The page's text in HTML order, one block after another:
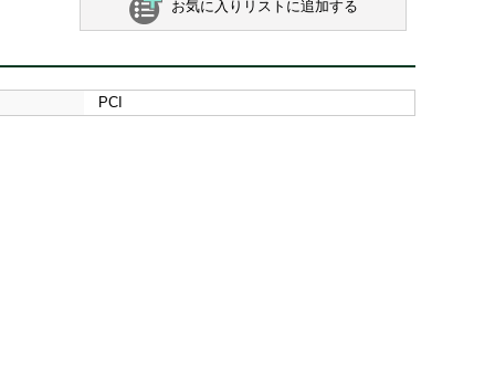
お気に入りリストに追加する
PCI